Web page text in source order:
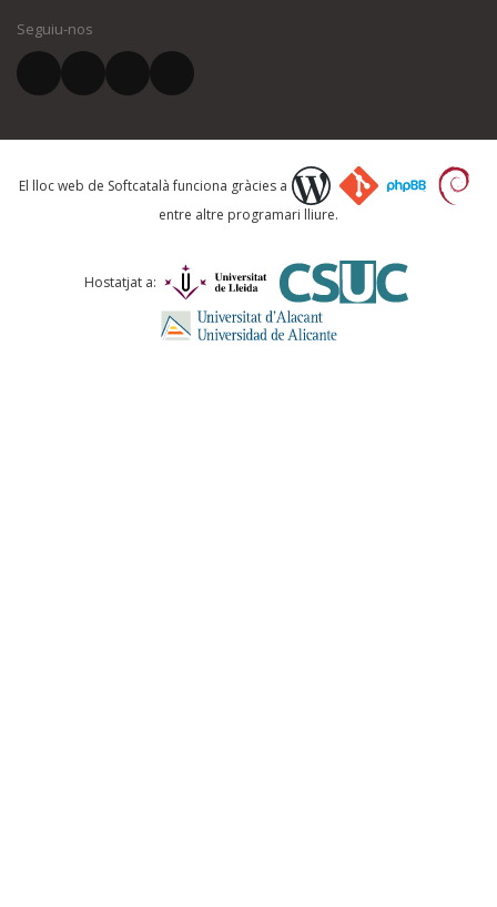
El vostre correu electrònic *
Què proposeu?
Comentari *
Seguiu-nos
El lloc web de Softcatalà funciona gràcies a
entre altre programari lliure.
Hostatjat a: